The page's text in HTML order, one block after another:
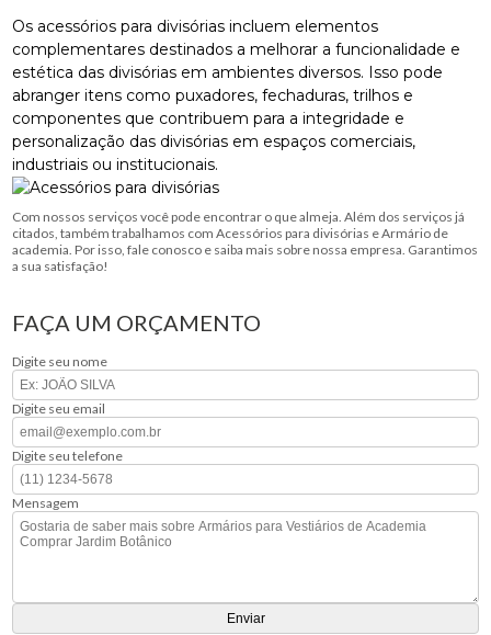
Os acessórios para divisórias incluem elementos
complementares destinados a melhorar a funcionalidade e
estética das divisórias em ambientes diversos. Isso pode
abranger itens como puxadores, fechaduras, trilhos e
componentes que contribuem para a integridade e
personalização das divisórias em espaços comerciais,
industriais ou institucionais.
Com nossos serviços você pode encontrar o que almeja. Além dos serviços já
citados, também trabalhamos com Acessórios para divisórias e Armário de
academia. Por isso, fale conosco e saiba mais sobre nossa empresa. Garantimos
a sua satisfação!
FAÇA UM ORÇAMENTO
Digite seu nome
Digite seu email
Digite seu telefone
Mensagem